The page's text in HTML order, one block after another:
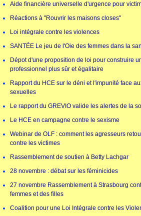
Aide financière universelle d'urgence pour
Réactions à "Rouvrir les maisons closes"
Loi intégrale contre les violences
SANTÉE Le jeu de l'Oie des femmes dans la
Dépot d'une proposition de loi pour construire
professionnel plus sûr et égalitaire
Rapport du HCE sur le déni et l'impunité face
sexuelles
Le rapport du GREVIO valide les alertes de la
Le HCE en campagne contre le sexisme
Webinar de OLF : comment les agresseurs
contre les victimes
Rassemblement de soutien à Betty Lachgar
28 novembre : débat sur les féminicides
27 novembre Rassemblement à Strasbourg
femmes et des filles
Coalition pour une Loi Intégrale contre les